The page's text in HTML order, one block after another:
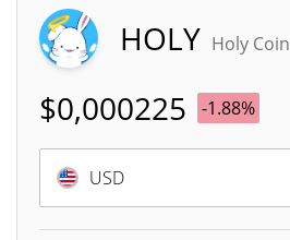
HOLY Holy Coin
$0,000225 -1.88%
USD